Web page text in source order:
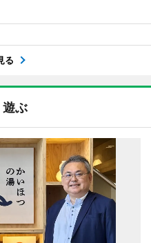
る
遊ぶ